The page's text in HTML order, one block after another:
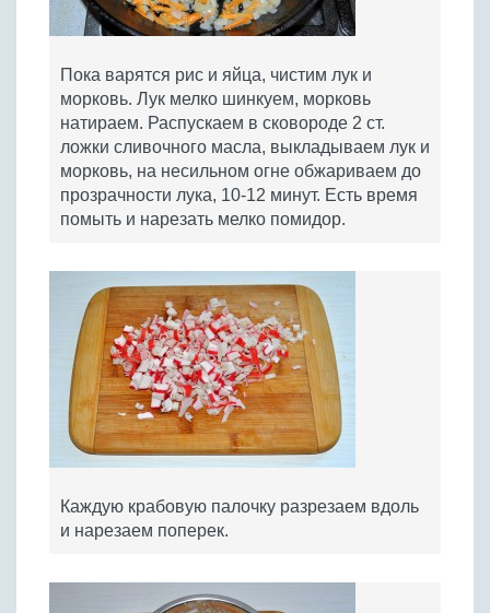
Пока варятся рис и яйца, чистим лук и
морковь. Лук мелко шинкуем, морковь
натираем. Распускаем в сковороде 2 ст.
ложки сливочного масла, выкладываем лук и
морковь, на несильном огне обжариваем до
прозрачности лука, 10-12 минут. Есть время
помыть и нарезать мелко помидор.
Каждую крабовую палочку разрезаем вдоль
и нарезаем поперек.